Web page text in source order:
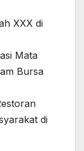
XXX di
Mata
Bursa
di